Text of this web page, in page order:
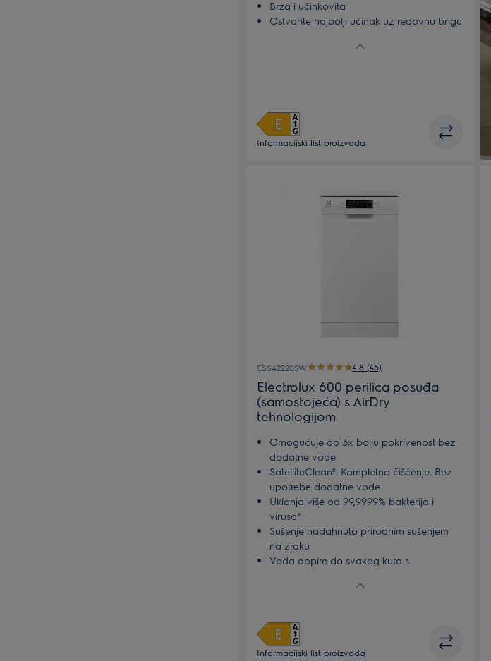
Brza i učinkovita
Ostvarite najbolji učinak uz redovnu brigu
Informacijski list proizvoda
ESS42220SW 4.8 (45)
Electrolux 600 perilica posuđa
(samostojeća) s AirDry
tehnologijom
Omogućuje do 3x bolju pokrivenost bez
dodatne vode
SatelliteClean®. Kompletno čišćenje. Bez
upotrebe dodatne vode
Uklanja više od 99,9999% bakterija i
virusa*
Sušenje nadahnuto prirodnim sušenjem
na zraku
Voda dopire do svakog kuta s
Informacijski list proizvoda